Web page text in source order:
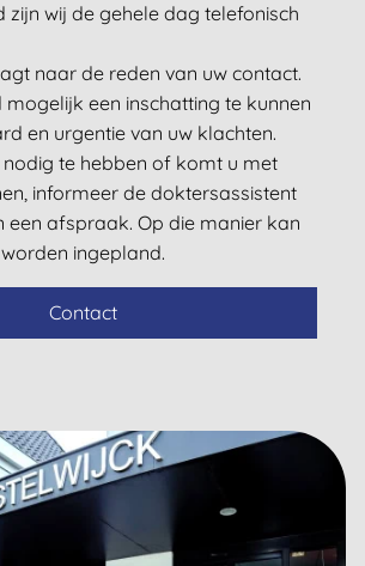
zijn wij de gehele dag telefonisch
naar de reden van uw contact.
een inschatting te kunnen
en urgentie van uw klachten.
te hebben of komt u met
informeer de doktersassistent
een afspraak. Op die manier kan
ingepland.
Contact